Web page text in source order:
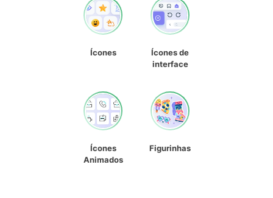
Ícones
Ícones de
interface
Ícones
Animados
Figurinhas